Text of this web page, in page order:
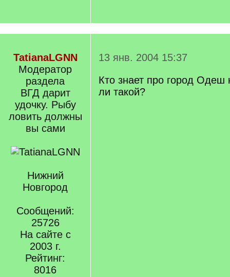
TatianaLGNN
Модератор
раздела
ВГД дарит
удочку. Рыбу
ловить должны
вы сами
Нижний
Новгород
Сообщений:
25726
На сайте с
2003 г.
Рейтинг:
8016
13 янв. 2004 15:37
Кто знает про город Одеш
ли такой?